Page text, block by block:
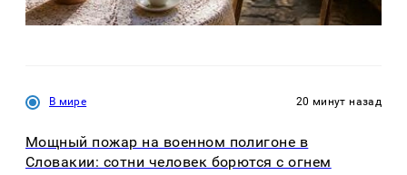
В мире 20 минут назад
Мощный пожар на военном полигоне в
Словакии: сотни человек борются с огнем